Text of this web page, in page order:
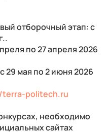
отборочный этап: с
по 27 апреля 2026
29 мая по 2 июня 2026
politech.ru
необходимо
сайтах